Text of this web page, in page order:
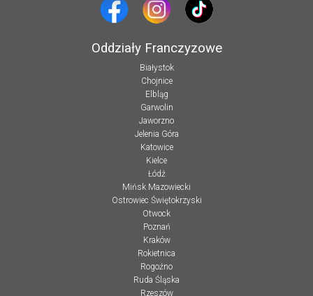
Oddziały Franczyzowe
Białystok
Chojnice
Elbląg
Garwolin
Jaworzno
Jelenia Góra
Katowice
Kielce
Łódź
Mińsk Mazowiecki
Ostrowiec Świętokrzyski
Otwock
Poznań
Kraków
Rokietnica
Rogoźno
Ruda Śląska
Rzeszów